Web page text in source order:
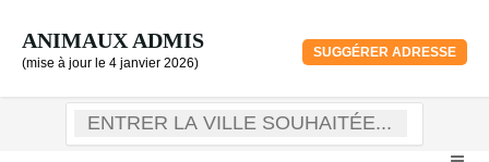
ANIMAUX ADMIS
(mise à jour le 4 janvier 2026)
SUGGÉRER ADRESSE